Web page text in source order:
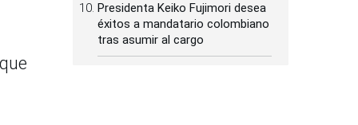
Presidenta Keiko Fujimori desea
éxitos a mandatario colombiano
tras asumir al cargo